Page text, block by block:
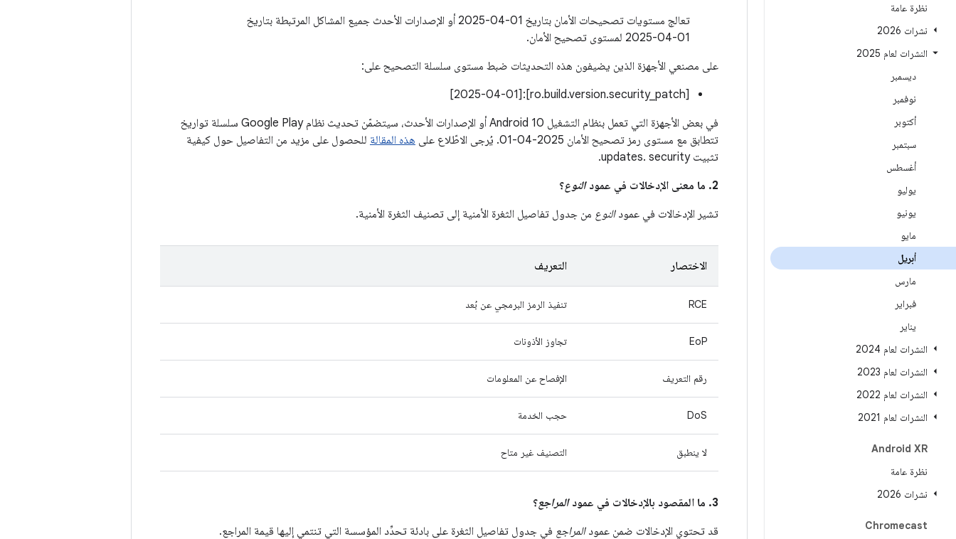
نظرة عامة
نشرات 2026
النشرات لعام 2025
ديسمبر
نوفمبر
أكتوبر
سبتمبر
أغسطس
يوليو
يونيو
مايو
أبريل
مارس
فبراير
يناير
النشرات لعام 2024
النشرات لعام 2023
النشرات لعام 2022
النشرات لعام 2021
Android XR
نظرة عامة
نشرات 2026
Chromecast
تعالج مستويات تصحيحات الأمان بتاريخ 01‏-04‏-2025 أو الإصدارات الأحدث جميع المشاكل المرتبطة بتاريخ
01‏-04‏-2025 لمستوى تصحيح الأمان.
على مصنعي الأجهزة الذين يضيفون هذه التحديثات ضبط مستوى سلسلة التصحيح على:
[ro.build.version.security_patch]:[2025-04-01]
في بعض الأجهزة التي تعمل بنظام التشغيل Android 10 أو الإصدارات الأحدث، سيتضمّن تحديث نظام Google Play سلسلة تواريخ
تتطابق مع مستوى رمز تصحيح الأمان ‎01-04-2025. يُرجى الاطّلاع على
هذه المقالة للحصول على مزيد من التفاصيل حول كيفية
تثبيت updates. security.
2. ما معنى الإدخالات في عمود
النوع؟
تشير الإدخالات في عمودالنوع من جدول تفاصيل الثغرة الأمنية إلى تصنيف الثغرة الأمنية.
الاختصار التعريف
RCE تنفيذ الرمز البرمجي عن بُعد
EoP تجاوز الأذونات
رقم التعريف الإفصاح عن المعلومات
DoS حجب الخدمة
لا ينطبق التصنيف غير متاح
3. ما المقصود بالإدخالات في عمود المراجع؟
قد تحتوي الإدخالات ضمن عمودالمراجع في جدول تفاصيل الثغرة على بادئة تحدِّد المؤسسة التي تنتمي إليها قيمة المراجع.